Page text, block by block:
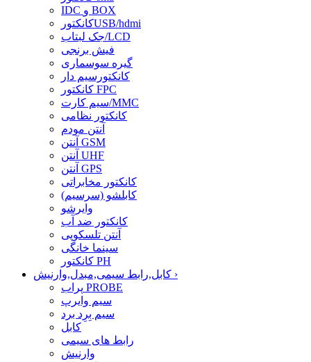
IDC و BOX
کانکتورUSB/hdmi
جک لبتاب/LCD
فیش برنجی
گیره سوسماری
کانکتورسیم دار
کانکتور FPC
سیم کارت/MMC
کانکتور نظامی
آنتن مودم
آنتن GSM
آنتن UHF
آنتن GPS
کانکتور مخابراتی
کابلشو (سرسیم)
وایرشو
کانکتور ضد آب
آنتن تلسکوپی
سینما خانگی
کانکتور PH
›
پراب PROBE
سیم وایرپ
سیم بِرِد برد
کابل
رابط های سیمی
وارنیش